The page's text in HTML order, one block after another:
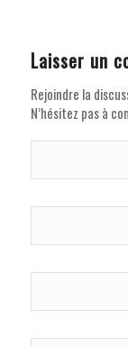
Laisser un
Rejoindre la
N’hésitez pas à